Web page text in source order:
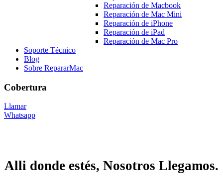
Reparación de Macbook
Reparación de Mac Mini
Reparación de iPhone
Reparación de iPad
Reparación de Mac Pro
Soporte Técnico
Blog
Sobre RepararMac
Cobertura
Llamar
Whatsapp
Alli donde estés, Nosotros Llegamos.